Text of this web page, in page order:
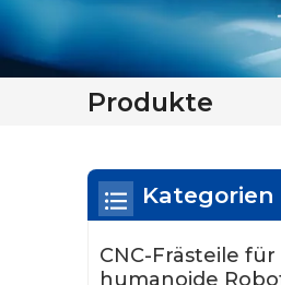
Produkte
Kategorien
CNC-Frästeile für
humanoide